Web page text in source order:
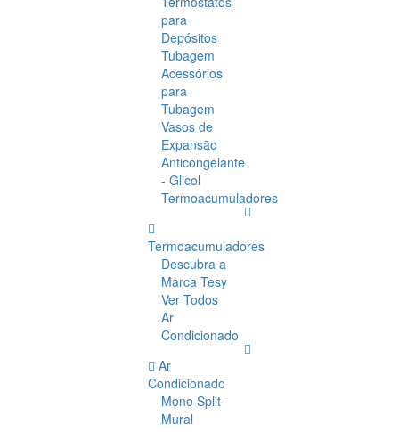
para
Depósitos
Tubagem
Acessórios
para
Tubagem
Vasos de
Expansão
Anticongelante
- Glicol
Termoacumuladores
Termoacumuladores
Descubra a
Marca Tesy
Ver Todos
Ar
Condicionado
Ar
Condicionado
Mono Split -
Mural